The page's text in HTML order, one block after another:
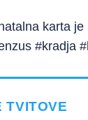
karta
#kradja
TVITOVE